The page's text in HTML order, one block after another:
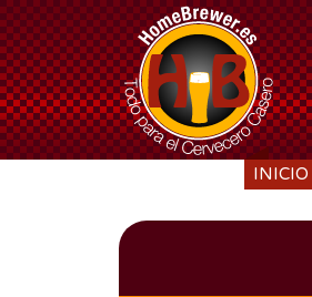
SKIP
INICIO